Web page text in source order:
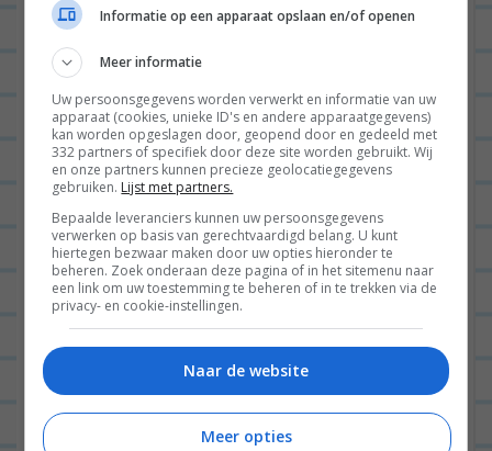
volgende dag eventjes moest kijken of hij er nog
liep.
Informatie op een apparaat opslaan en/of openen
Meer informatie
Uw persoonsgegevens worden verwerkt en informatie van uw
apparaat (cookies, unieke ID's en andere apparaatgegevens)
kan worden opgeslagen door, geopend door en gedeeld met
332 partners of specifiek door deze site worden gebruikt. Wij
en onze partners kunnen precieze geolocatiegegevens
gebruiken. Lijst met partners.
Bepaalde leveranciers kunnen uw persoonsgegevens
verwerken op basis van gerechtvaardigd belang. U kunt
hiertegen bezwaar maken door uw opties hieronder te
beheren. Zoek onderaan deze pagina of in het sitemenu naar
een link om uw toestemming te beheren of in te trekken via de
privacy- en cookie-instellingen.
Naar de website
Meer opties